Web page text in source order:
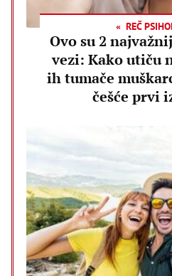
REČ
Ovo su 2
vezi: Kako utiču
ih tumače
češće prvi